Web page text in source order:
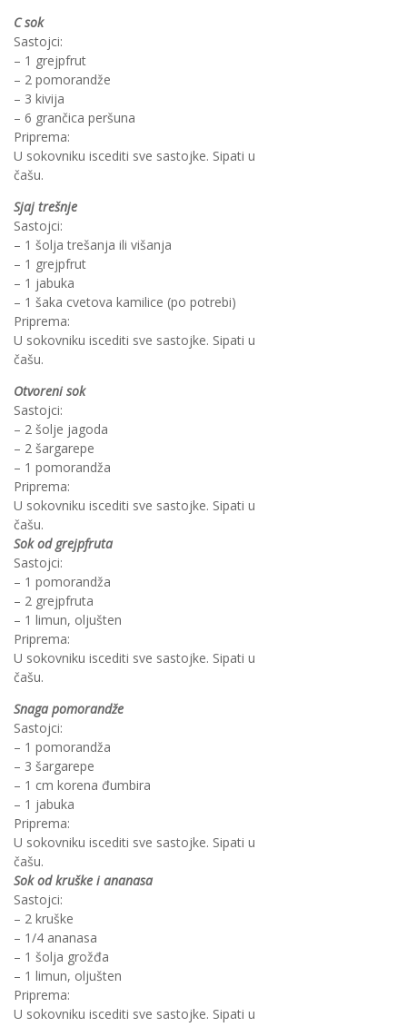
C sok
Sastojci:
– 1 grejpfrut
– 2 pomorandže
– 3 kivija
– 6 grančica peršuna
Priprema:
U sokovniku iscediti sve sastojke. Sipati u
čašu.
Sjaj trešnje
Sastojci:
– 1 šolja trešanja ili višanja
– 1 grejpfrut
– 1 jabuka
– 1 šaka cvetova kamilice (po potrebi)
Priprema:
U sokovniku iscediti sve sastojke. Sipati u
čašu.
Otvoreni sok
Sastojci:
– 2 šolje jagoda
– 2 šargarepe
– 1 pomorandža
Priprema:
U sokovniku iscediti sve sastojke. Sipati u
čašu.
Sok od grejpfruta
Sastojci:
– 1 pomorandža
– 2 grejpfruta
– 1 limun, oljušten
Priprema:
U sokovniku iscediti sve sastojke. Sipati u
čašu.
Snaga pomorandže
Sastojci:
– 1 pomorandža
– 3 šargarepe
– 1 cm korena đumbira
– 1 jabuka
Priprema:
U sokovniku iscediti sve sastojke. Sipati u
čašu.
Sok od kruške i ananasa
Sastojci:
– 2 kruške
– 1/4 ananasa
– 1 šolja grožđa
– 1 limun, oljušten
Priprema:
U sokovniku iscediti sve sastojke. Sipati u